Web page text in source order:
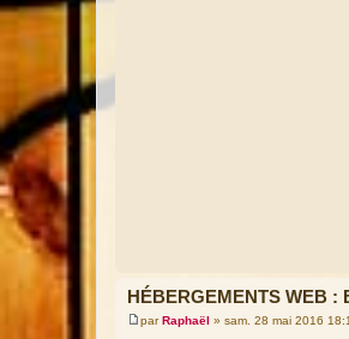
HÉBERGEMENTS WEB :
M
parRaphaël » sam. 28 mai 2016